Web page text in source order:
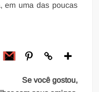
em uma das poucas
Se você gostou,